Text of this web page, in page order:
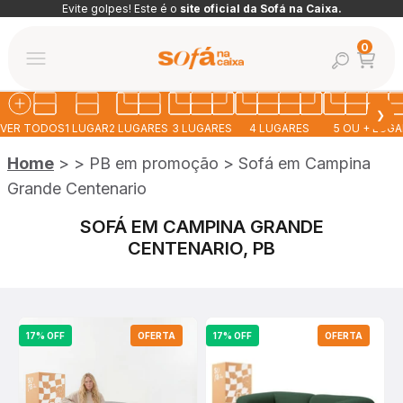
Pular para o conteúdoEvite golpes! Este é o site oficial da Sofá na Caixa.
Abrir menu de navegação
Sofá na Caixa
Abrir
Abrir
0
VER TODOS1 LUGAR2 LUGARES 3 LUGARES 4 LUGARES 5 OU +
❯
Home > > PB em promoção > Sofá em Campina
Grande Centenario
SOFÁ EM CAMPINA GRANDE
CENTENARIO, PB
17% OFF OFERTA 17% OFF OFERTA